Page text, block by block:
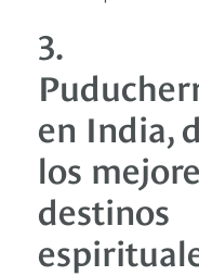
3.
en India,
los
destinos